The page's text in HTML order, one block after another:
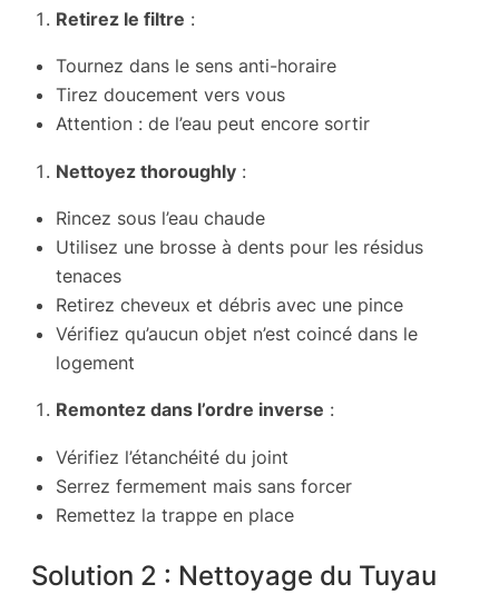
Retirez le filtre :
Tournez dans le sens anti-horaire
Tirez doucement vers vous
Attention : de l’eau peut encore sortir
Nettoyez thoroughly :
Rincez sous l’eau chaude
Utilisez une brosse à dents pour les résidus
tenaces
Retirez cheveux et débris avec une pince
Vérifiez qu’aucun objet n’est coincé dans le
logement
Remontez dans l’ordre inverse :
Vérifiez l’étanchéité du joint
Serrez fermement mais sans forcer
Remettez la trappe en place
Solution 2 : Nettoyage du Tuyau